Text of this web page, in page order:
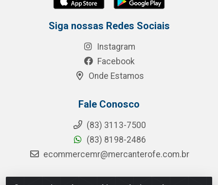
Siga nossas Redes Sociais
Instagram
Facebook
Onde Estamos
Fale Conosco
(83) 3113-7500
(83) 8198-2486
ecommercemr@mercanterofe.com.br